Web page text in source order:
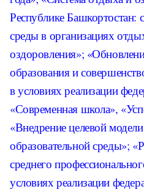
Республике Башкортостан:
среды в организациях
оздоровления»;
образования и
в условиях реализации
«Современная школа»,
«Внедрение целевой
образовательной среды»;
среднего
условиях реализации